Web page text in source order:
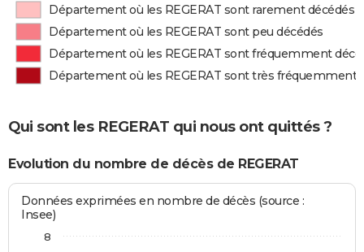
Département où les REGERAT sont rarement décédés
Département où les REGERAT sont peu décédés
Département où les REGERAT sont fréquemment
Département où les REGERAT sont très fréquemment
Qui sont les REGERAT qui nous ont quittés ?
Evolution du nombre de décès de REGERAT
Données exprimées en nombre de décès (source :
Insee)
8